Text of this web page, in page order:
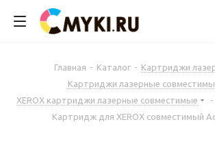
Главная - Каталог - Картриджи
Картриджи лазерные
XEROX картриджи лазерные совместимые
-
Картридж для XEROX совместимый